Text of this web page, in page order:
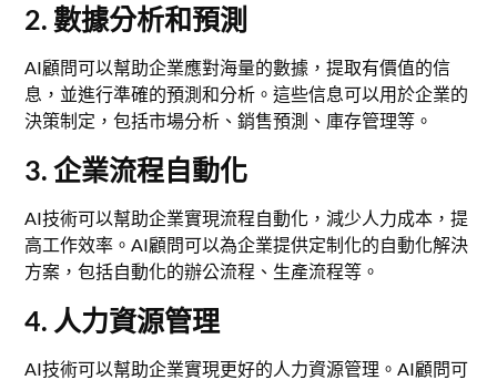
2. 數據分析和預測
AI顧問可以幫助企業應對海量的數據，提取有價值的信
息，並進行準確的預測和分析。這些信息可以用於企業的
決策制定，包括市場分析、銷售預測、庫存管理等。
3. 企業流程自動化
AI技術可以幫助企業實現流程自動化，減少人力成本，提
高工作效率。AI顧問可以為企業提供定制化的自動化解決
方案，包括自動化的辦公流程、生產流程等。
4. 人力資源管理
AI技術可以幫助企業實現更好的人力資源管理。AI顧問可